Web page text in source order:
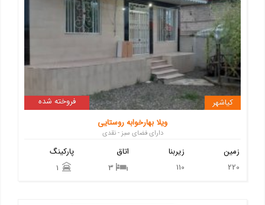
فروخته شده
کیاشهر
ویلا بهارخوابه روستایی
دارای فضای سبز - نقدی
پارکینگ
اتاق
3
زیربنا
110
زمین
220